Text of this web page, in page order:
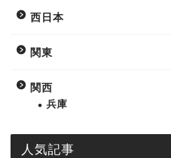
西日本
関東
関西
兵庫
人気記事